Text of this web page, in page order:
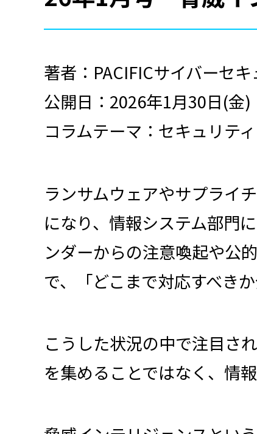
著者： PACIFICサイバーセ
公開日： 2026年1月30日(金)
コラムテーマ：セキュリテ
ランサムウェアやサプライ
になり、情報システム部門
ンダーからの注意喚起や公
で、「どこまで対応すべき
こうした状況の中で注目さ
を集めることではなく、情